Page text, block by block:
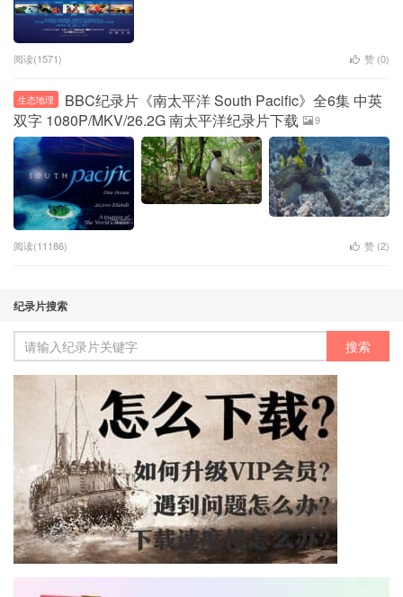
阅读(1571) 赞 (0)
生态地理
BBC纪录片《南太平洋 South Pacific》全6集 中英
双字 1080P/MKV/26.2G 南太平洋纪录片下载
9
阅读(11186) 赞 (2)
纪录片搜索